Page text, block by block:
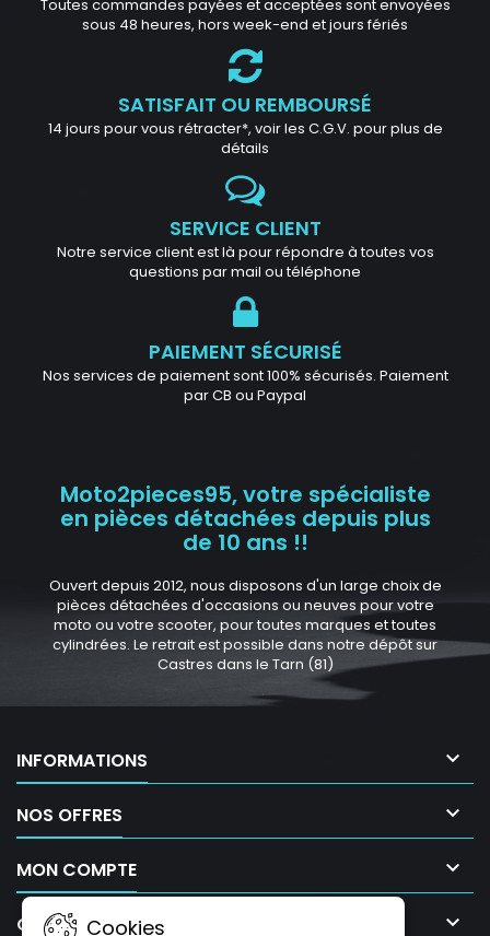
Toutes commandes payées et acceptées sont envoyées
sous 48 heures, hors week-end et jours fériés
SATISFAIT OU REMBOURSÉ
14 jours pour vous rétracter*, voir les C.G.V. pour plus de
détails
SERVICE CLIENT
Notre service client est là pour répondre à toutes vos
questions par mail ou téléphone
PAIEMENT SÉCURISÉ
Nos services de paiement sont 100% sécurisés. Paiement
par CB ou Paypal
Moto2pieces95, votre spécialiste
en pièces détachées depuis plus
de 10 ans !!
Ouvert depuis 2012, nous disposons d'un large choix de
pièces détachées d'occasions ou neuves pour votre
moto ou votre scooter, pour toutes marques et toutes
cylindrées. Le retrait est possible dans notre dépôt sur
Castres dans le Tarn (81)
INFORMATIONS 
NOS OFFRES 
MON COMPTE 
CONTACT 
Cookies